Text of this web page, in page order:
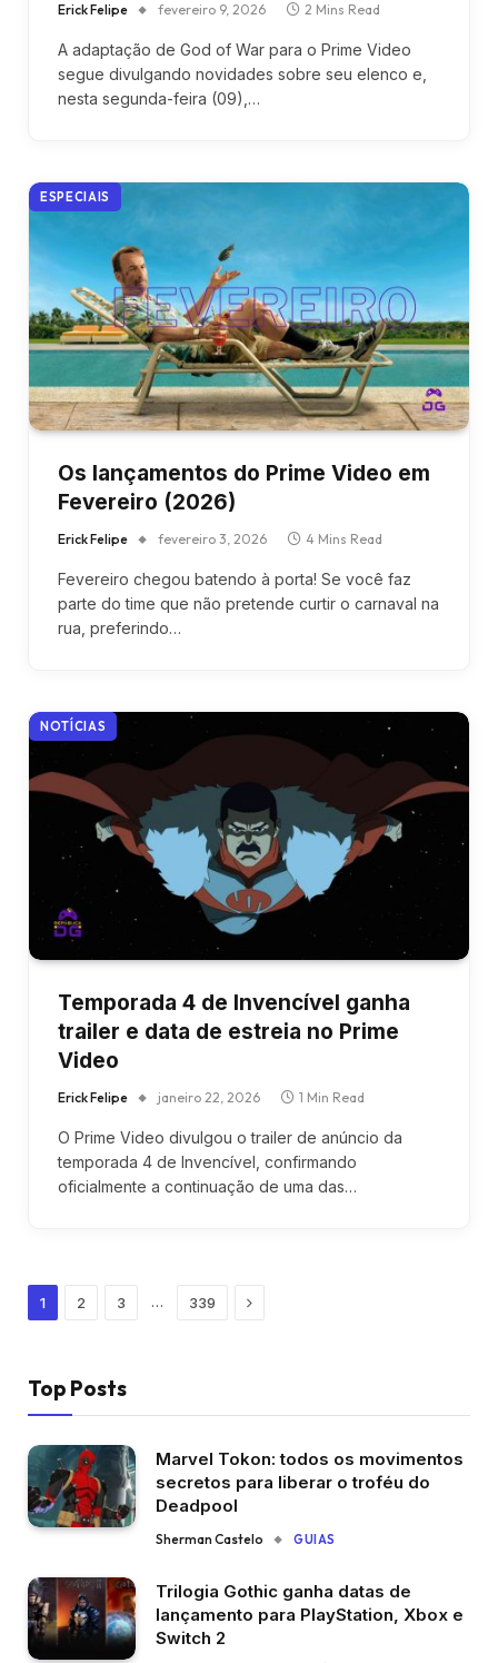
Erick Felipe fevereiro 9, 2026 2 Mins Read
A adaptação de God of War para o Prime Video
segue divulgando novidades sobre seu elenco e,
nesta segunda-feira (09),…
ESPECIAIS
Os lançamentos do Prime Video em
Fevereiro (2026)
Erick Felipe fevereiro 3, 2026 4 Mins Read
Fevereiro chegou batendo à porta! Se você faz
parte do time que não pretende curtir o carnaval na
rua, preferindo…
NOTÍCIAS
Temporada 4 de Invencível ganha
trailer e data de estreia no Prime
Video
Erick Felipe janeiro 22, 2026 1 Min Read
O Prime Video divulgou o trailer de anúncio da
temporada 4 de Invencível, confirmando
oficialmente a continuação de uma das…
1 2 3 … 339 Next
Top Posts
Marvel Tokon: todos os movimentos
secretos para liberar o troféu do
Deadpool
Sherman Castelo GUIAS
Trilogia Gothic ganha datas de
lançamento para PlayStation, Xbox e
Switch 2